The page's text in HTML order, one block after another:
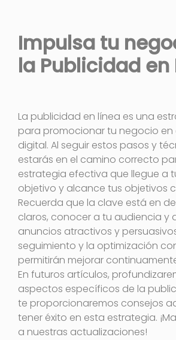
Impulsa tu
la Publicidad en
La publicidad en línea es una
para promocionar tu negocio en
digital. Al seguir estos pasos y
estarás en el camino correcto
estrategia efectiva que llegue a
objetivo y alcance tus objetivos
Recuerda que la clave está en
claros, conocer a tu audiencia y
anuncios atractivos y
seguimiento y la optimización
permitirán mejorar
En futuros artículos,
aspectos específicos de la
te proporcionaremos consejos
tener éxito en esta estrategia.
a nuestras actualizaciones!